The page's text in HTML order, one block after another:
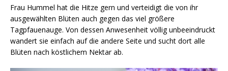
Frau Hummel hat die Hitze gern und verteidigt die von ihr
ausgewählten Blüten auch gegen das viel größere
Tagpfauenauge. Von dessen Anwesenheit völlig unbeeindruckt
wandert sie einfach auf die andere Seite und sucht dort alle
Blüten nach köstlichem Nektar ab.